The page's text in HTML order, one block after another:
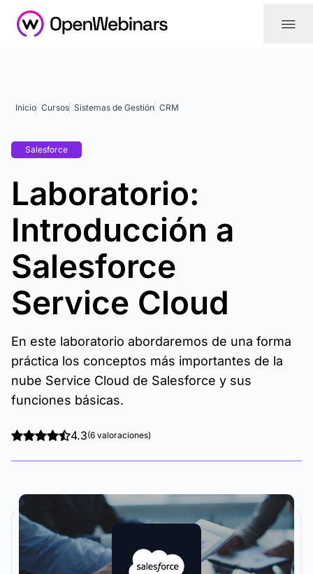
|||
Inicio Cursos Sistemas de Gestión CRM
Salesforce
Laboratorio:
Introducción a
Salesforce
Service Cloud
En este laboratorio abordaremos de una forma
práctica los conceptos más importantes de la
nube Service Cloud de Salesforce y sus
funciones básicas.
4.3(6 valoraciones)